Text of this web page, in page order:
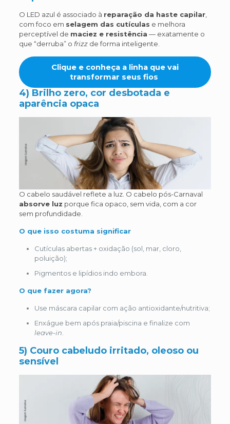
O LED azul é associado à reparação da haste capilar,
com foco em selagem das cutículas e melhora
perceptível de maciez e resistência — exatamente o
que “derruba” o frizzde forma inteligente.
Clique e conheça a linha que vai
transformar seus fios
4) Brilho zero, cor desbotada e
aparência opaca
O cabelo saudável reflete a luz. O cabelo pós-Carnaval
absorve luz porque fica opaco, sem vida, com a cor
sem profundidade.
O que isso costuma significar
Cutículas abertas + oxidação (sol, mar, cloro,
poluição);
Pigmentos e lipídios indo embora.
O que fazer agora?
Use máscara capilar com ação antioxidante/nutritiva;
Enxágue bem após praia/piscina e finalize com
leave-in
5) Couro cabeludo irritado, oleoso ou
sensível